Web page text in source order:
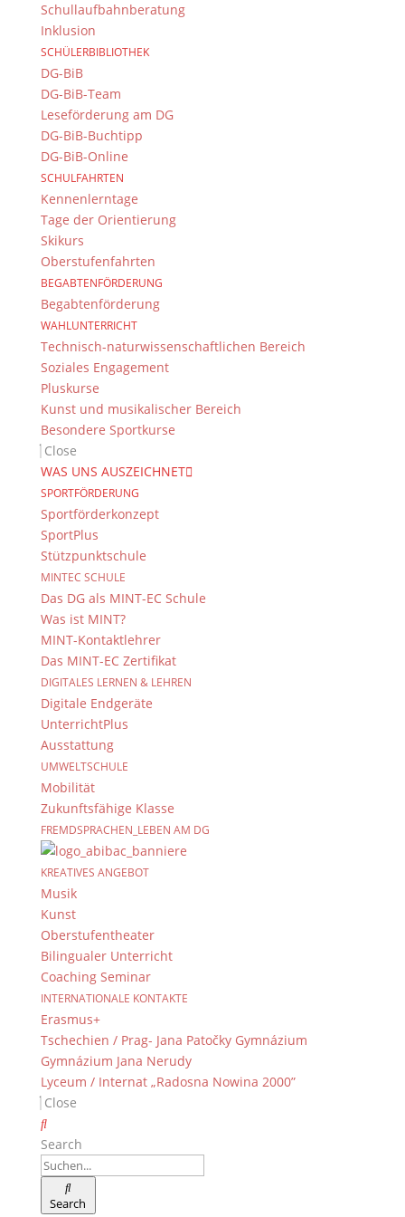
Schullaufbahnberatung
Inklusion
SCHÜLERBIBLIOTHEK
DG-BiB
DG-BiB-Team
Leseförderung am DG
DG-BiB-Buchtipp
DG-BiB-Online
SCHULFAHRTEN
Kennenlerntage
Tage der Orientierung
Skikurs
Oberstufenfahrten
BEGABTENFÖRDERUNG
Begabtenförderung
WAHLUNTERRICHT
Technisch-naturwissenschaftlichen Bereich
Soziales Engagement
Pluskurse
Kunst und musikalischer Bereich
Besondere Sportkurse
Close
WAS UNS AUSZEICHNET
SPORTFÖRDERUNG
Sportförderkonzept
SportPlus
Stützpunktschule
MINTEC SCHULE
Das DG als MINT-EC Schule
Was ist MINT?
MINT-Kontaktlehrer
Das MINT-EC Zertifikat
DIGITALES LERNEN & LEHREN
Digitale Endgeräte
UnterrichtPlus
Ausstattung
UMWELTSCHULE
Mobilität
Zukunftsfähige Klasse
FREMDSPRACHEN_LEBEN AM DG
KREATIVES ANGEBOT
Musik
Kunst
Oberstufentheater
Bilingualer Unterricht
Coaching Seminar
INTERNATIONALE KONTAKTE
Erasmus+
Tschechien / Prag- Jana Patočky Gymnázium
Gymnázium Jana Nerudy
Lyceum / Internat „Radosna Nowina 2000”
Close
Search
Search